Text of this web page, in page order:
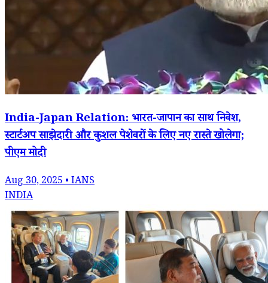
India-Japan Relation: भारत-जापान का साथ निवेश,
स्टार्टअप साझेदारी और कुशल पेशेवरों के लिए नए रास्ते खोलेगा;
पीएम मोदी
Aug 30, 2025 • IANS
INDIA